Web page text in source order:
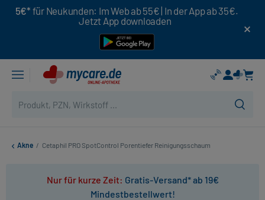
5€* für Neukunden: Im Web ab 55€ | In der App ab 35€.
Jetzt App downloaden
Akne / Cetaphil PRO SpotControl Porentiefer Reinigungsschaum
Nur für kurze Zeit: Gratis-Versand* ab 19€
Mindestbestellwert!